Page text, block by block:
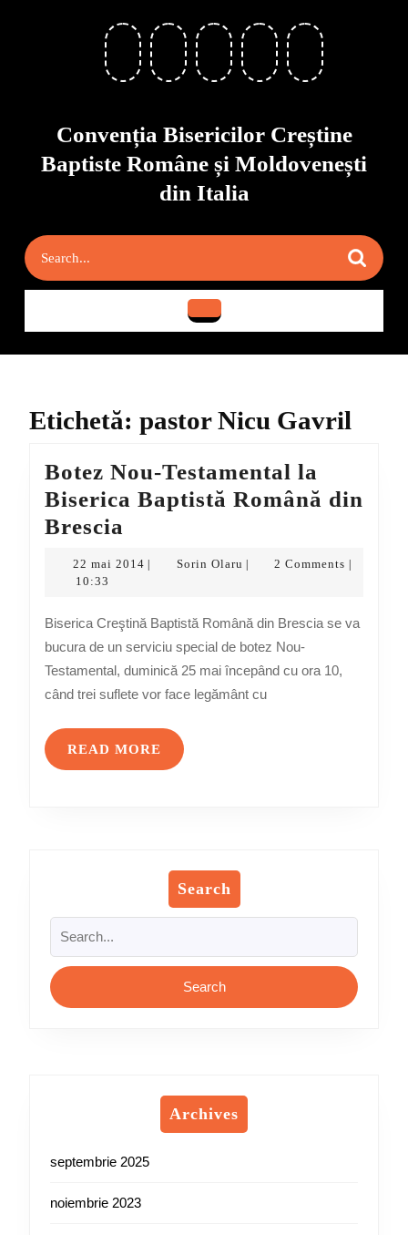
Convenția Bisericilor Creștine
Baptiste Române și Moldovenești
din Italia
Etichetă: pastor Nicu Gavril
Botez Nou-Testamental la
Biserica Baptistă Română din
Brescia
Biserica
Baptistă
Română
Brescia
22 mai 2014 22
Sorin Olaru Sorin
2 Comments
10:33
Biserica Creştină Baptistă Română din Brescia se va
bucura de un serviciu special de botez Nou-
Testamental, duminică 25 mai începând cu ora 10,
când trei suflete vor face legământ cu
READ MORE READ
MORE
Search
for:
Archives
septembrie 2025
noiembrie 2023